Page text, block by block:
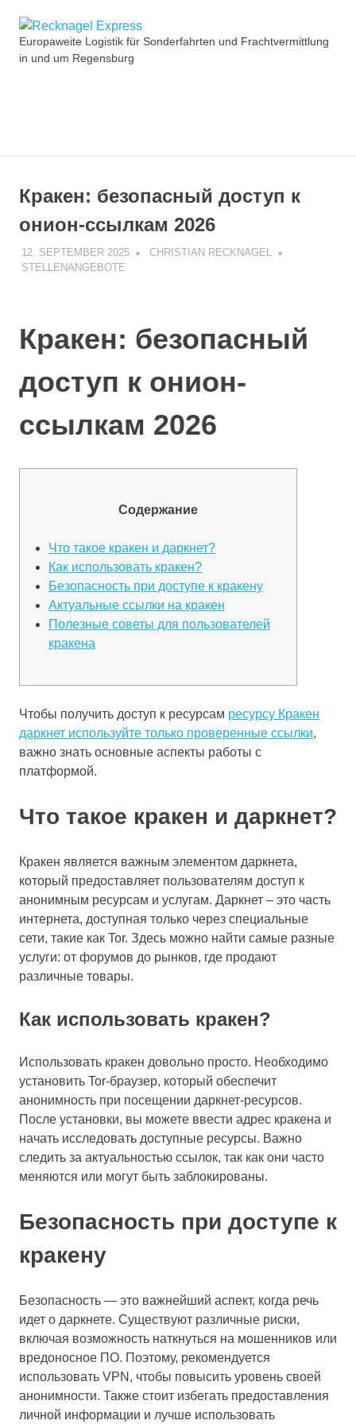
Inhalt
springen
Recknagel
Europaweite Logistik für Sonderfahrten und Frachtvermittlung
in und um Regensburg
Кракен: безопасный доступ к
онион-ссылкам 2026
12. SEPTEMBER 2025
CHRISTIAN RECKNAGEL
STELLENANGEBOTE
Кракен: безопасный
доступ к онион-
ссылкам 2026
Содержание
Что такое кракен и даркнет?
Как использовать кракен?
Безопасность при доступе к кракену
Актуальные ссылки на кракен
Полезные советы для пользователей
кракена
Чтобы получить доступ к ресурсам ресурсу Кракен
даркнет используйте только проверенные ссылки,
важно знать основные аспекты работы с
платформой.
Что такое кракен и даркнет?
Кракен является важным элементом даркнета,
который предоставляет пользователям доступ к
анонимным ресурсам и услугам. Даркнет – это часть
интернета, доступная только через специальные
сети, такие как Tor. Здесь можно найти самые разные
услуги: от форумов до рынков, где продают
различные товары.
Как использовать кракен?
Использовать кракен довольно просто. Необходимо
установить Tor-браузер, который обеспечит
анонимность при посещении даркнет-ресурсов.
После установки, вы можете ввести адрес кракена и
начать исследовать доступные ресурсы. Важно
следить за актуальностью ссылок, так как они часто
меняются или могут быть заблокированы.
Безопасность при доступе к
кракену
Безопасность — это важнейший аспект, когда речь
идет о даркнете. Существуют различные риски,
включая возможность наткнуться на мошенников или
вредоносное ПО. Поэтому, рекомендуется
использовать VPN, чтобы повысить уровень своей
анонимности. Также стоит избегать предоставления
личной информации и лучше использовать